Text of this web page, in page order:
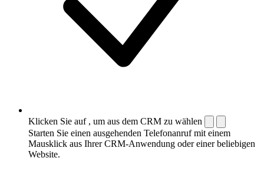
Klicken Sie auf , um aus dem CRM zu wählen
Starten Sie einen ausgehenden Telefonanruf mit einem
Mausklick aus Ihrer CRM-Anwendung oder einer beliebigen
Website.